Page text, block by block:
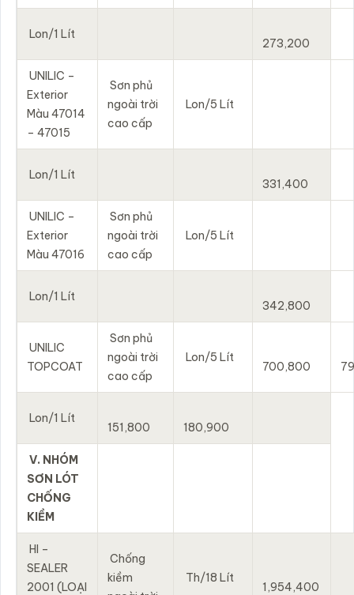
Lon/1 Lít
273,200
UNILIC –
Exterior
Màu 47014
– 47015
Sơn phủ
ngoài trời
cao cấp
Lon/5 Lít
Lon/1 Lít
331,400
UNILIC –
Exterior
Màu 47016
Sơn phủ
ngoài trời
cao cấp
Lon/5 Lít
Lon/1 Lít
342,800
UNILIC
TOPCOAT
Sơn phủ
ngoài trời
cao cấp
Lon/5 Lít
700,800
Lon/1 Lít
151,800 180,900
V. NHÓM
SƠN LÓT
CHỐNG
KIỀM
HI –
SEALER
2001 (LOẠI
Chống
kiềm
Th/18 Lít
1,954,400